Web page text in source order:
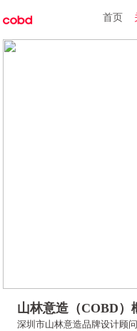
首页
山林意造（COBD）
深圳市山林意造品牌设计顾